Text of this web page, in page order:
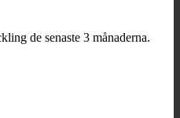
de senaste 3 månaderna.